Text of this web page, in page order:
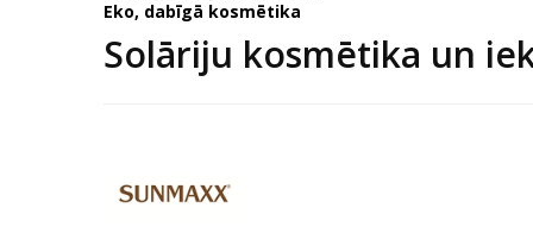
Eko, dabīgā kosmētika
Solāriju kosmētika un